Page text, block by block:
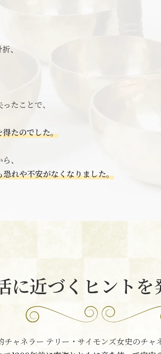
、
たことで、
たのでした。
、
れや不安がなくなりました。
に近づくヒントを
チャネラー テリー・サイモンズ女史のチャ